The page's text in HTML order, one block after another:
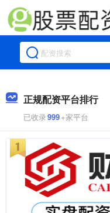
正规配资平台排行
已收录999+家平台